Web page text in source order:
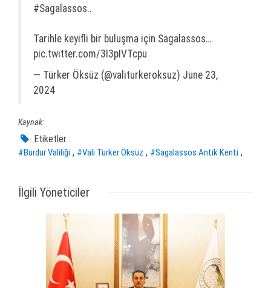
#Sagalassos..
Tarihle keyifli bir buluşma için Sagalassos…
pic.twitter.com/3I3pIVTcpu
— Türker Öksüz (@valiturkeroksuz) June 23,
2024
Kaynak:
Etiketler :
#Burdur Valiliği , #Vali Türker Öksüz , #Sagalassos Antik Kenti ,
İlgili Yöneticiler